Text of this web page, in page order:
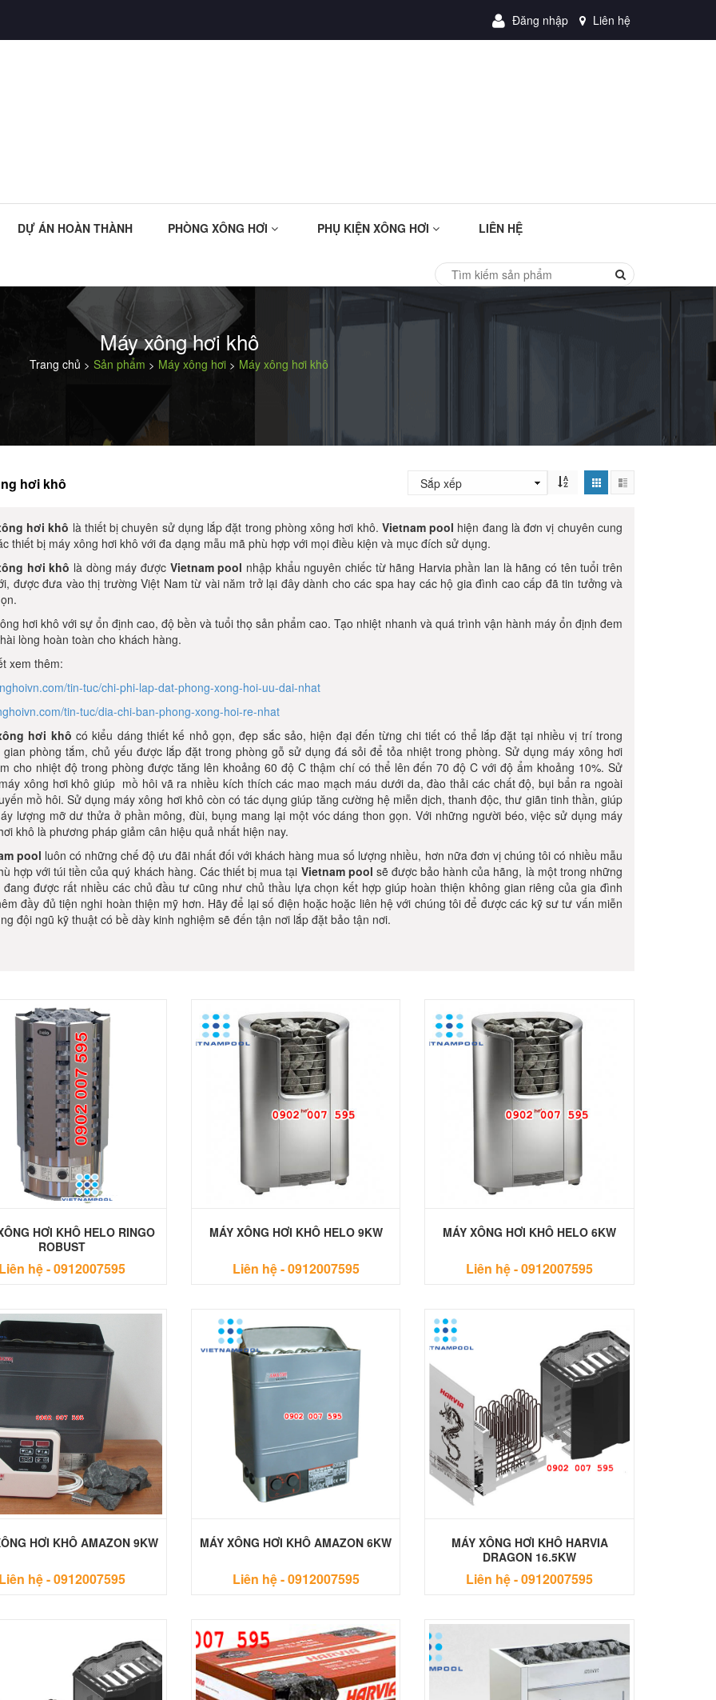
Đăng nhập Liên hệ
DỰ ÁN HOÀN THÀNH PHÒNG XÔNG HƠI PHỤ KIỆN XÔNG HƠI LIÊN HỆ
Máy xông hơi khô
Trang chủ > Sản phẩm > Máy xông hơi > Máy xông hơi khô
hơi khô
hơi khô là thiết bị chuyên sử dụng lắp đặt trong phòng xông hơi khô. Vietnam pool hiện đang là đơn vị chuyên cung
thiết bị máy xông hơi khô với đa dạng mẫu mã phù hợp với mọi điều kiện và mục đích sử dụng.
hơi khô là dòng máy được Vietnam pool nhập khẩu nguyên chiếc từ hãng Harvia phần lan là hãng có tên tuổi trên
được đưa vào thị trường Việt Nam từ vài năm trở lại đây dành cho các spa hay các hộ gia đình cao cấp đã tin tưởng và
hơi khô với sự ổn định cao, độ bền và tuổi thọ sản phẩm cao. Tạo nhiệt nhanh và quá trình vận hành máy ổn định đem
lòng hoàn toàn cho khách hàng.
xem thêm:
tin-tuc/chi-phi-lap-dat-phong-xong-hoi-uu-dai-nhat
tin-tuc/dia-chi-ban-phong-xong-hoi-re-nhat
hơi khô có kiểu dáng thiết kế nhỏ gọn, đẹp sắc sảo, hiện đại đến từng chi tiết có thể lắp đặt tại nhiều vị trí trong
gian phòng tắm, chủ yếu được lắp đặt trong phòng gỗ sử dụng đá sỏi để tỏa nhiệt trong phòng. Sử dụng máy xông hơi
cho nhiệt độ trong phòng được tăng lên khoảng 60 độ C thậm chí có thể lên đến 70 độ C với độ ẩm khoảng 10%. Sử
xông hơi khô giúp mồ hôi vã ra nhiều kích thích các mao mạch máu dưới da, đào thải các chất độ, bụi bẩn ra ngoài
mồ hôi. Sử dụng máy xông hơi khô còn có tác dụng giúp tăng cường hệ miễn dịch, thanh độc, thư giãn tinh thần, giúp
lượng mỡ dư thửa ở phần mông, đùi, bụng mang lại một vóc dáng thon gọn. Với những người béo, việc sử dụng máy
khô là phương pháp giảm cân hiệu quả nhất hiện nay.
pool luôn có những chế độ ưu đãi nhất đối với khách hàng mua số lượng nhiều, hơn nữa đơn vị chúng tôi có nhiều mẫu
hợp với túi tiền của quý khách hàng. Các thiết bị mua tại Vietnam pool sẽ được bảo hành của hãng, là một trong những
đang được rất nhiều các chủ đầu tư cũng như chủ thầu lựa chọn kết hợp giúp hoàn thiện không gian riêng của gia đình
đầy đủ tiện nghi hoàn thiện mỹ hơn. Hãy để lại số điện hoặc hoặc liên hệ với chúng tôi để được các kỹ sư tư vấn miễn
đội ngũ kỹ thuật có bề dày kinh nghiệm sẽ đến tận nơi lắp đặt bảo tận nơi.
HƠI KHÔ HELO RINGO
ROBUST
hệ -0912007595
MÁY XÔNG HƠI KHÔ HELO 9KW
Liên hệ -0912007595
MÁY XÔNG HƠI KHÔ HELO 6KW
Liên hệ -0912007595
HƠI KHÔ AMAZON 9KW
hệ -0912007595
MÁY XÔNG HƠI KHÔ AMAZON 6KW
Liên hệ -0912007595
MÁY XÔNG HƠI KHÔ HARVIA
DRAGON 16.5KW
Liên hệ -0912007595